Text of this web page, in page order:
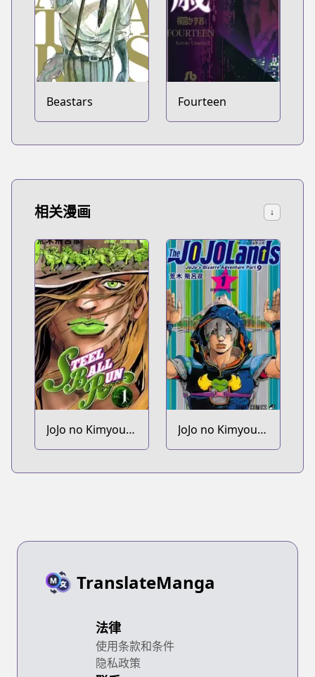
Beastars Fourteen
相关漫画 ↓
JoJo no Kimyou
na Bouken Part
JoJo no Kimyou
na Bouken Part
TranslateManga
法律
使用条款和条件
隐私政策